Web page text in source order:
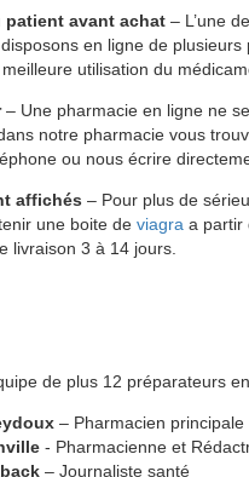
patient avant achat – L’une
disposons en ligne de
utilisation du
– Une pharmacie en ligne ne
notre pharmacie vous
ou nous écrire
affichés – Pour plus de
une boite de viagra a partir
livraison 3 à 14 jours.
de plus 12 préparateurs
– Pharmacien principale
- Pharmacienne et
– Journaliste santé